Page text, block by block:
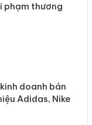
phạm thương
doanh bán
Adidas, Nike